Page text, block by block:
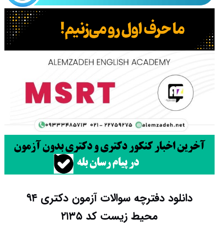
دانلود دفترچه سوالات آزمون دکتری ۹۴
محیط زیست کد ۲۱۳۵